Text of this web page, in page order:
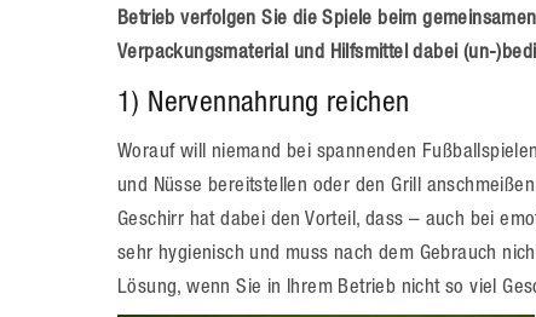
Betrieb verfolgen Sie die Spiele beim
Verpackungsmaterial und Hilfsmittel dabei (un-
1) Nervennahrung reichen
Worauf will niemand bei spannenden
und Nüsse bereitstellen oder den Grill
Geschirr hat dabei den Vorteil, dass – auch bei
sehr hygienisch und muss nach dem Gebrauch
Lösung, wenn Sie in Ihrem Betrieb nicht so viel